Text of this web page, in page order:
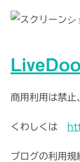
商用利用は禁止
くわしくは
ブログの利用